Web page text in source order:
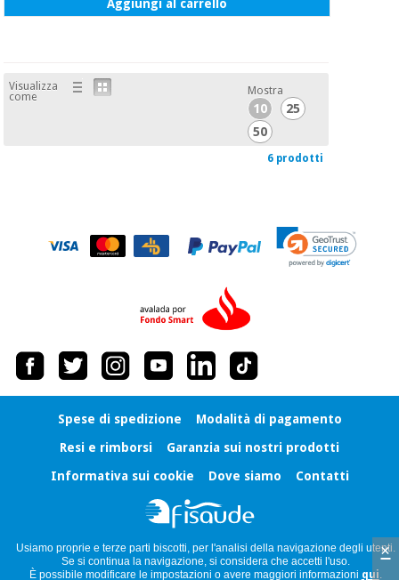
Aggiungi al carrello
Visualizza
come
Mostra
10
25
50
6 prodotti
Spese di spedizione
Modalità di pagamento
Resi e rimborsi
Garanzia sui nostri prodotti
Informativa sui cookie
Dove siamo Contatti
Usiamo proprie e terze parti biscotti, per l'analisi della navigazione degli utenti.
Se si continua la navigazione, si considera che accetti l'uso.
È possibile modificare le impostazioni o avere maggiori informazioni qui.
×